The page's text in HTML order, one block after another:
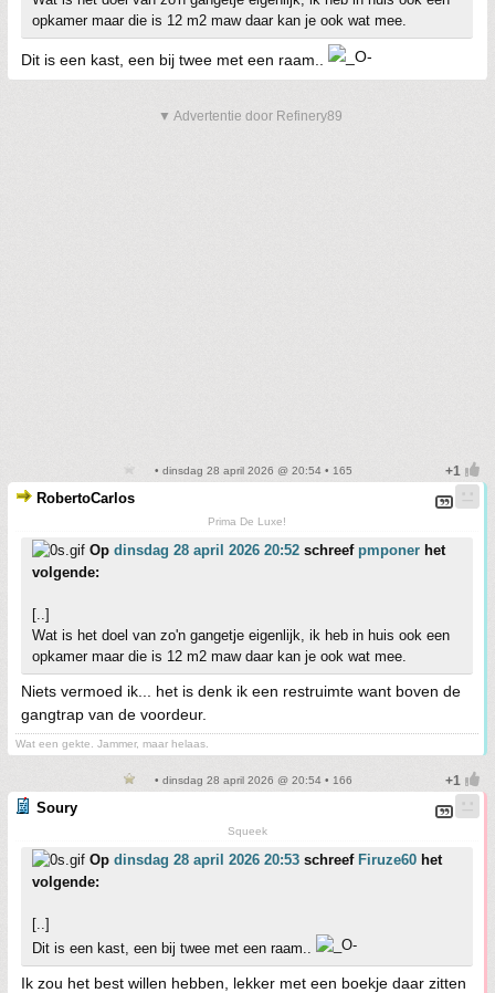
opkamer maar die is 12 m2 maw daar kan je ook wat mee.
Dit is een kast, een bij twee met een raam..
▼ Advertentie door Refinery89
• dinsdag 28 april 2026 @ 20:54 • 165
RobertoCarlos
Prima De Luxe!
Op dinsdag 28 april 2026 20:52 schreef pmponer het
volgende:
[..]
Wat is het doel van zo'n gangetje eigenlijk, ik heb in huis ook een
opkamer maar die is 12 m2 maw daar kan je ook wat mee.
Niets vermoed ik... het is denk ik een restruimte want boven de
gangtrap van de voordeur.
Wat een gekte. Jammer, maar helaas.
• dinsdag 28 april 2026 @ 20:54 • 166
Soury
Squeek
Op dinsdag 28 april 2026 20:53 schreef Firuze60 het
volgende:
[..]
Dit is een kast, een bij twee met een raam..
Ik zou het best willen hebben, lekker met een boekje daar zitten